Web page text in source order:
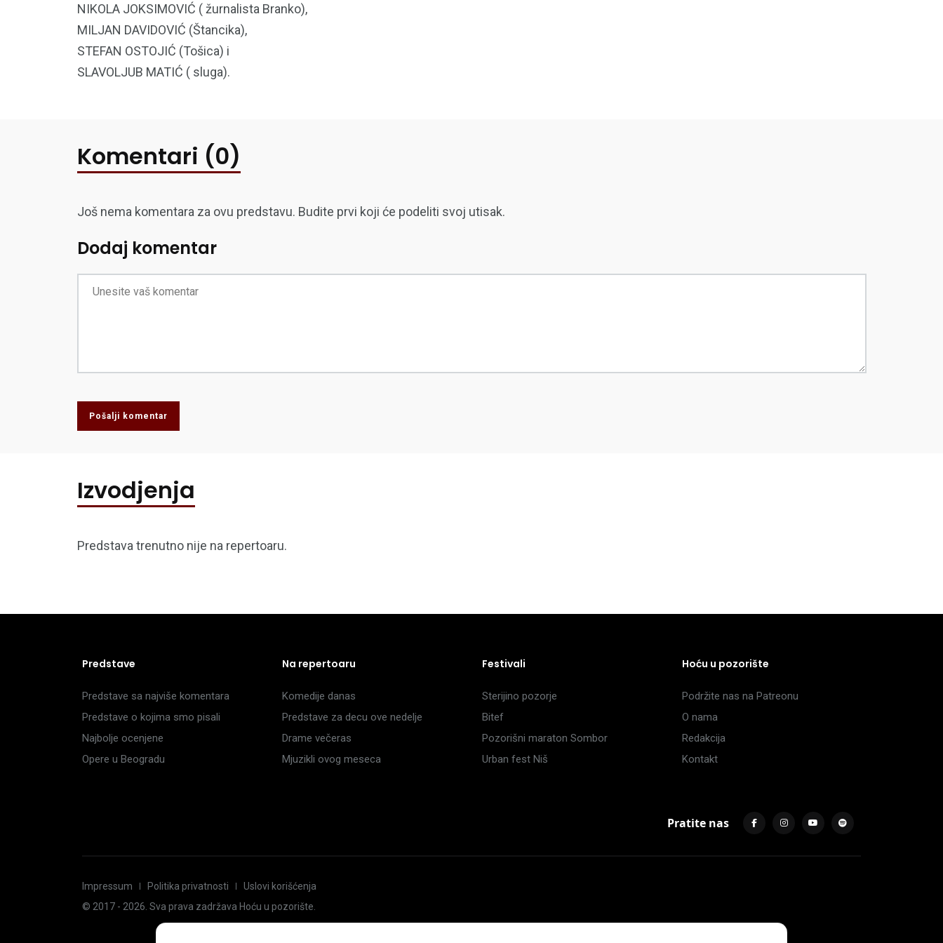
NIKOLA JOKSIMOVIĆ ( žurnalista Branko),
MILJAN DAVIDOVIĆ (Štancika),
STEFAN OSTOJIĆ (Tošica) i
SLAVOLJUB MATIĆ ( sluga).
Komentari (0)
Još nema komentara za ovu predstavu. Budite prvi koji će podeliti svoj utisak.
Dodaj komentar
Pošalji komentar
Izvodjenja
Predstava trenutno nije na repertoaru.
Predstave
Predstave sa najviše komentara
Predstave o kojima smo pisali
Najbolje ocenjene
Opere u Beogradu
Na repertoaru
Komedije danas
Predstave za decu ove nedelje
Drame večeras
Mjuzikli ovog meseca
Festivali
Sterijino pozorje
Bitef
Pozorišni maraton Sombor
Urban fest Niš
Hoću u pozorište
Podržite nas na Patreonu
O nama
Redakcija
Kontakt
Pratite nas
Impressum Politika privatnosti
Uslovi korišćenja
© 2017 - 2026 . Sva prava zadržava Hoću u pozorište.